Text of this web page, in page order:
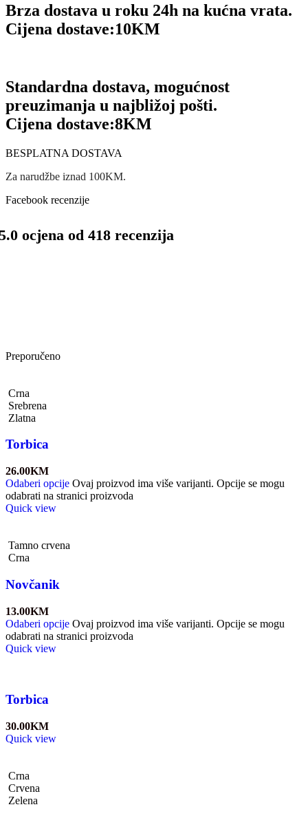
Brza dostava u roku 24h na kućna vrata.
Cijena dostave:10KM
Standardna dostava, mogućnost
preuzimanja u najbližoj pošti.
Cijena dostave:8KM
BESPLATNA DOSTAVA
Za narudžbe iznad 100KM.
Facebook recenzije
ocjena od 418 recenzija
Preporučeno
Crna
Srebrena
Zlatna
Torbica
26.00KM
Odaberi opcije Ovaj proizvod ima više varijanti. Opcije se mogu
odabrati na stranici proizvoda
Quick view
Tamno crvena
Crna
Novčanik
13.00KM
Odaberi opcije Ovaj proizvod ima više varijanti. Opcije se mogu
odabrati na stranici proizvoda
Quick view
Torbica
30.00KM
Quick view
Crna
Crvena
Zelena